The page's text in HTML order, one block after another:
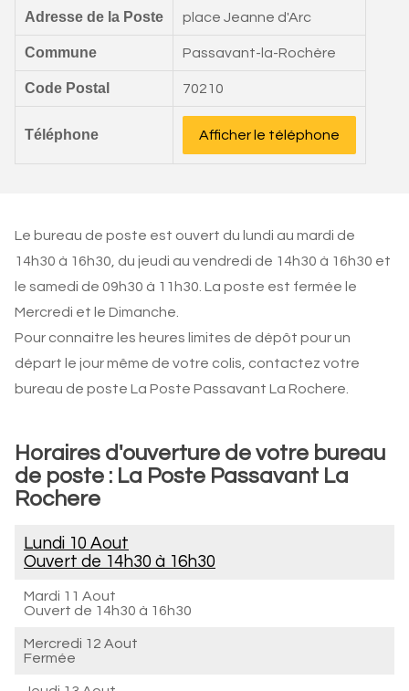
Adresse de la Poste place Jeanne d'Arc
Commune Passavant-la-Rochère
Code Postal 70210
Téléphone Afficher le téléphone
Le bureau de poste est ouvert du lundi au mardi de
14h30 à 16h30, du jeudi au vendredi de 14h30 à 16h30 et
le samedi de 09h30 à 11h30. La poste est fermée le
Mercredi et le Dimanche.
Pour connaitre les heures limites de dépôt pour un
départ le jour même de votre colis, contactez votre
bureau de poste La Poste Passavant La Rochere.
Horaires d'ouverture de votre bureau
de poste : La Poste Passavant La
Rochere
Lundi 10 Aout
Ouvert de 14h30 à 16h30
Mardi 11 Aout
Ouvert de 14h30 à 16h30
Mercredi 12 Aout
Fermée